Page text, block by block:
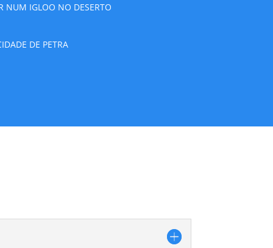
NUM IGLOO NO DESERTO
DE PETRA